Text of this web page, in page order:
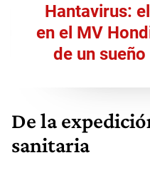
Hantavirus:
en el MV
de un
De la
sanitaria